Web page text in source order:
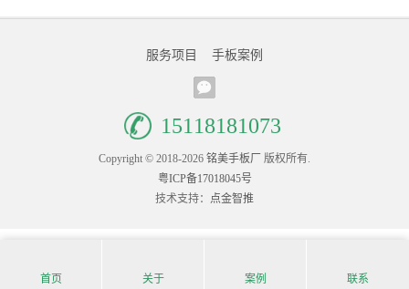
服务项目 手板案例
15118181073
Copyright © 2018-2026 铭美手板厂
版权所有.
粤ICP备17018045号
技术支持： 点金智推
首页 关于 案例 联系